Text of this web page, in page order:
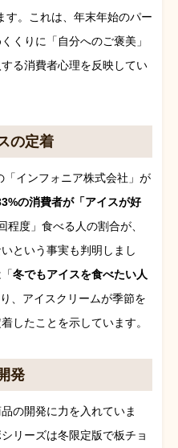
す。これは、年末年始のパー
くりに「自分へのご褒美」
る消費者心理を反映してい
の定着
インフォニア株式会社」が
の消費者が「アイスが好
程度」食べる人の割合が、
という事実も判明しまし
冬でもアイスを食べたい人
、アイスクリームが季節を
したことを示しています。
発
の開発に力を入れていま
リーズは冬限定版で板チョ